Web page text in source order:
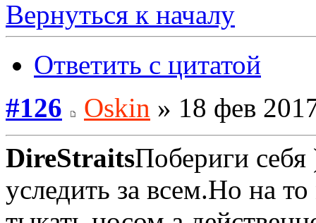
Вернуться к началу
Ответить с цитатой
#126
Oskin » 18 фев
DireStraitsПобериги
уследить за всем.Но на